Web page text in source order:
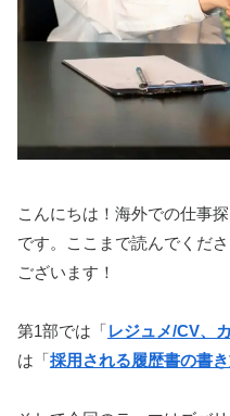
こんにちは！海外での仕事
です。ここまで読んでくだ
ございます！
第1部では「レジュメ/CV、
は「採用される履歴書の書